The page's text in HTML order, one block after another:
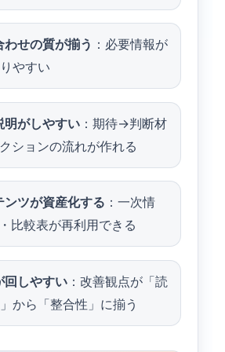
わせの質が揃う ：必要情報が
やすい
明がしやすい ：期待→判断材
ションの流れが作れる
ンツが資産化する ：一次情
比較表が再利用できる
回しやすい ：改善観点が「読
から「整合性」に揃う